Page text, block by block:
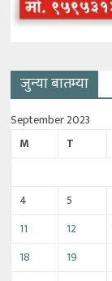
जुन्या बातम्या
September 2023
M
T
4
5
11
12
18
19